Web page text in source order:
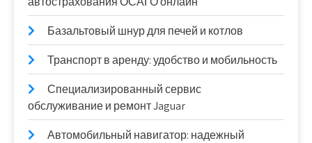
Базальтовый шнур для печей и котлов
Транспорт в аренду: удобство и мобильность
Специализированный сервис
обслуживание и ремонт Jaguar
Автомобильный навигатор: надежный